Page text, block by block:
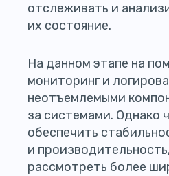
отслеживать и
их состояние.
На данном этапе на
мониторинг и
неотъемлемыми
за системами. Однако
обеспечить
и
рассмотреть более